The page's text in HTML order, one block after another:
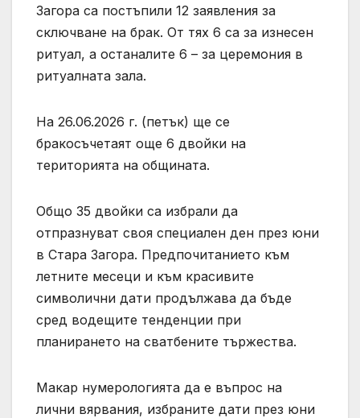
Загора са постъпили 12 заявления за
сключване на брак. От тях 6 са за изнесен
ритуал, а останалите 6 – за церемония в
ритуалната зала.
На 26.06.2026 г. (петък) ще се
бракосъчетаят още 6 двойки на
територията на общината.
Общо 35 двойки са избрали да
отпразнуват своя специален ден през юни
в Стара Загора. Предпочитанието към
летните месеци и към красивите
символични дати продължава да бъде
сред водещите тенденции при
планирането на сватбените тържества.
Макар нумерологията да е въпрос на
лични вярвания, избраните дати през юни